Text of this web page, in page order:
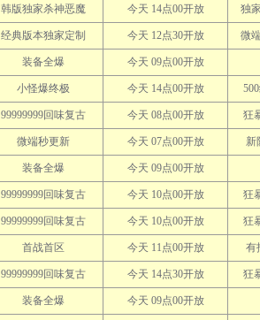
韩版独家杀神恶魔 今天 14点00开放 独
经典版本独家定制 今天 12点30开放 微
装备全爆 今天 09点00开放
小怪爆终极 今天 14点00开放
99999999回味复古 今天 08点00开放 狂
微端秒更新 今天 07点00开放
装备全爆 今天 09点00开放
99999999回味复古 今天 10点00开放 狂
99999999回味复古 今天 10点00开放 狂
首战首区 今天 11点00开放 有
99999999回味复古 今天 14点30开放 狂
装备全爆 今天 09点00开放